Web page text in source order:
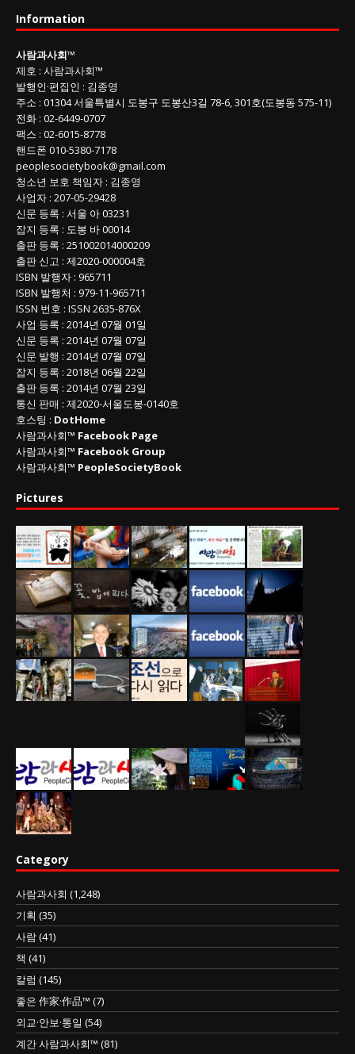
회
목
록
Information
사람과사회™
제호 : 사람과사회™
발행인·편집인 : 김종영
주소 : 01304서울특별시 도봉구 도봉산3길 78-6, 301호(도봉동 575-11)
전화 : 02-6449-0707
팩스 : 02-6015-8778
핸드폰 010-5380-7178
peoplesocietybook@gmail.com
청소년 보호 책임자 : 김종영
사업자 : 207-05-29428
신문 등록 : 서울 아 03231
잡지 등록 : 도봉 바 00014
출판 등록 : 251002014000209
출판 신고 : 제2020-000004호
ISBN 발행자 : 965711
ISBN 발행처 : 979-11-965711
ISSN 번호 : ISSN 2635-876X
사업 등록 : 2014년 07월 01일
신문 등록 : 2014년 07월 07일
신문 발행 : 2014년 07월 07일
잡지 등록 : 2018년 06월 22일
출판 등록 : 2014년 07월 23일
통신 판매 : 제2020-서울도봉-0140호
호스팅 : DotHome
사람과사회™ Facebook Page
사람과사회™ Facebook Group
사람과사회™ PeopleSocietyBook
Pictures
Category
사람과사회 (1,248)
기획 (35)
사람(41)
책 (41)
칼럼 (145)
좋은 作家·作品™ (7)
외교·안보·통일 (54)
계간 사람과사회™ (81)